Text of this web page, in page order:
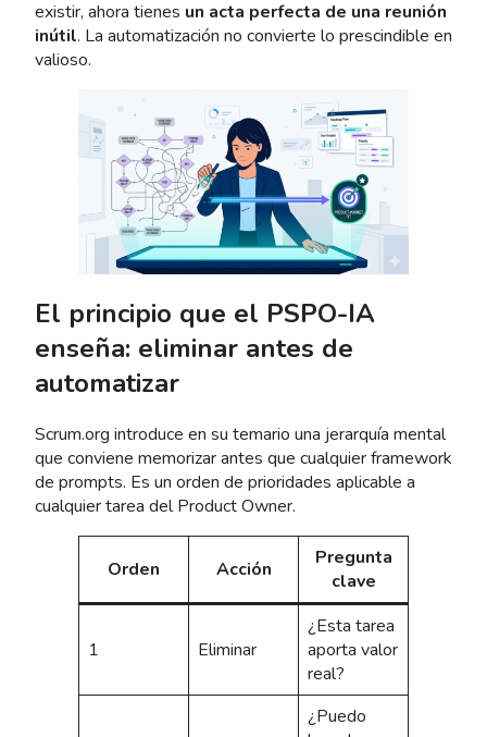
existir, ahora tienes un acta perfecta de una reunión
inútil. La automatización no convierte lo prescindible en
valioso.
El principio que el PSPO-IA
enseña: eliminar antes de
automatizar
Scrum.org introduce en su temario una jerarquía mental
que conviene memorizar antes que cualquier framework
de prompts. Es un orden de prioridades aplicable a
cualquier tarea del Product Owner.
Orden Acción
Pregunta
clave
1 Eliminar
¿Esta tarea
aporta valor
real?
¿Puedo